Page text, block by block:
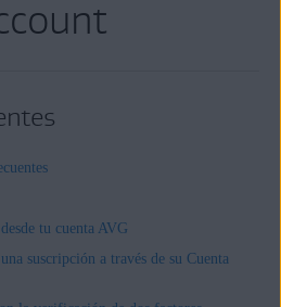
tu cuenta AVG
suscripción a través de su Cuenta